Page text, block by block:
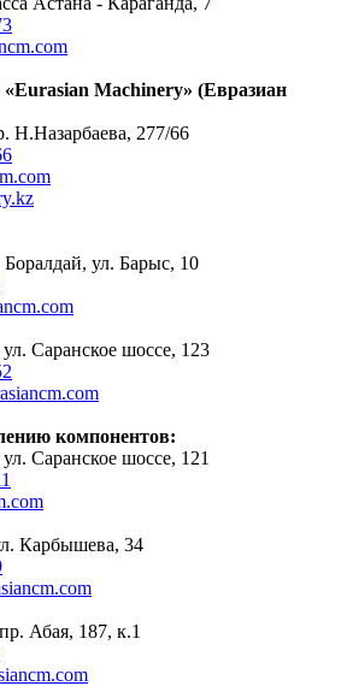
Machinery» (Евразиан
Н.Назарбаева, 277/66
ул. Барыс, 10
Саранское шоссе, 123
компонентов:
Саранское шоссе, 121
Карбышева, 34
Абая, 187, к.1